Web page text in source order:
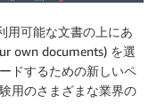
用可能な文書の上にあ
own documents) を選
ドするための新しいペ
用のさまざまな業界の